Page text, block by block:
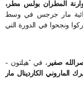
المطران بولس مطر،
مار جرجس في وسط
ونجحوا في الدورة التي
، في “هيلتون –
الماروني الكاردينال مار